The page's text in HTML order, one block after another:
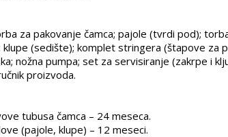
za pakovanje čamca; pajole (tvrdi pod);
klupe (sedište); komplet stringera (štapove za
nožna pumpa; set za servisiranje (zakrpe i
proizvoda.
tubusa čamca – 24 meseca.
(pajole, klupe) – 12 meseci.